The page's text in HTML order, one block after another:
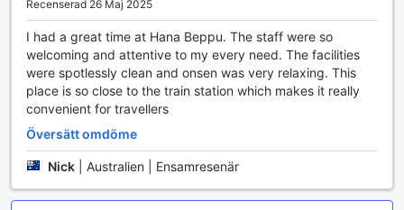
snacks och drycker. Med fräscha sänglinnen och
handdukar som byts ut regelbundet, samt ett varmt
välkomnande av omtänksamma detaljer, är varje rum på
Hana Beppu en perfekt plats för att återhämta sig och
njuta av din tid i denna vackra del av Japan.
Matupplevelser på Hana Beppu
Hana Beppu erbjuder en unik matupplevelse med sina
bekväma och praktiska matfaciliteter. För dem som
föredrar att njuta av en måltid i sitt eget rum, finns det en
effektiv rumsservice som gör det möjligt att beställa läckra
Recenserad 26 Maj 2025
I had a great time at Hana Beppu. The staff were so
welcoming and attentive to my every need. The facilities
were spotlessly clean and onsen was very relaxing. This
place is so close to the train station which makes it really
convenient for travellers
Översätt omdöme
Nick Australien | Ensamresenär